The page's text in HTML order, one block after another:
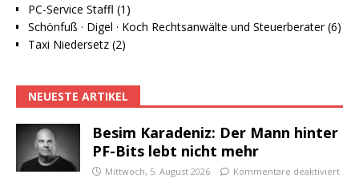
PC-Service Staffl (1)
Schönfuß · Digel · Koch Rechtsanwälte und Steuerberater (6)
Taxi Niedersetz (2)
NEUESTE ARTIKEL
Besim Karadeniz: Der Mann hinter
PF-Bits lebt nicht mehr
Mittwoch, 5. August 2026 Kommentare deaktiviert